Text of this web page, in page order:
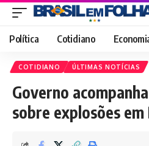
Política Cotidiano
COTIDIANO ÚLTIMAS NOTÍCIAS
Governo
sobre explosões